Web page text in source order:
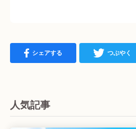
シェアする つぶやく
人気記事